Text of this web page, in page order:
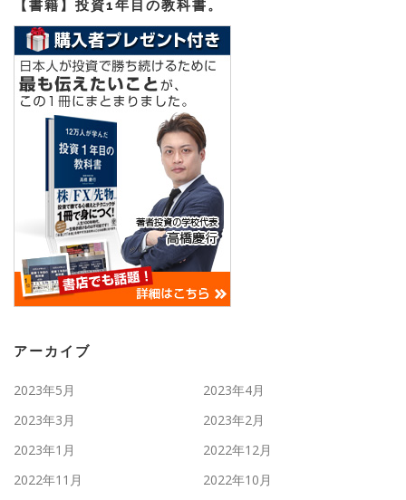
【書籍】投資1年目の教科書。
アーカイブ
2023年5月
2023年4月
2023年3月
2023年2月
2023年1月
2022年12月
2022年11月
2022年10月